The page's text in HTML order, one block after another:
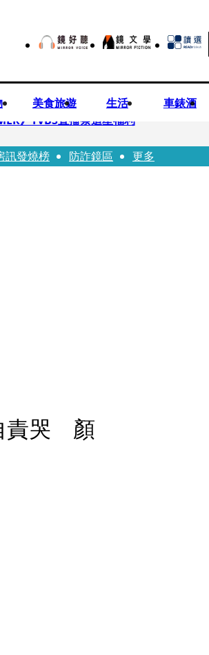
美食旅遊 生活 車錶酒
》TVBS直播祭追星福利
2天就喊撤出！
訊發燒榜 防詐鏡區 更多
責哭 顏